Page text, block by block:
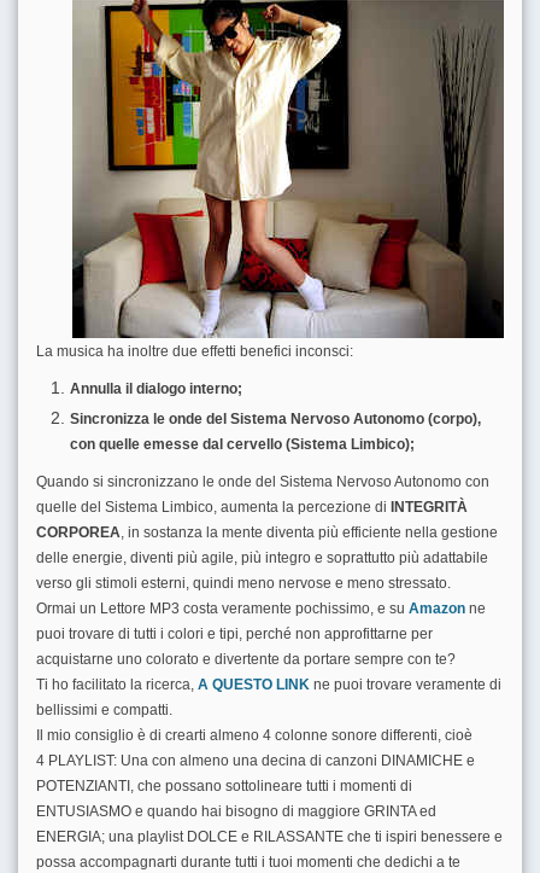
La musica ha inoltre due effetti benefici inconsci:
Annulla il dialogo interno;
Sincronizza le onde del Sistema Nervoso Autonomo (corpo),
con quelle emesse dal cervello (Sistema Limbico);
Quando si sincronizzano le onde del Sistema Nervoso Autonomo con
quelle del Sistema Limbico, aumenta la percezione di
INTEGRITÀ
CORPOREA, in sostanza la mente diventa più efficiente nella gestione
delle energie, diventi più agile, più integro e soprattutto più adattabile
verso gli stimoli esterni, quindi meno nervose e meno stressato.
Ormai un Lettore MP3 costa veramente pochissimo, e su Amazon ne
puoi trovare di tutti i colori e tipi, perché non approfittarne per
acquistarne uno colorato e divertente da portare sempre con te?
Ti ho facilitato la ricerca, A QUESTO LINK ne puoi trovare veramente di
bellissimi e compatti.
Il mio consiglio è di crearti almeno 4 colonne sonore differenti, cioè
4 PLAYLIST: Una con almeno una decina di canzoni DINAMICHE e
POTENZIANTI, che possano sottolineare tutti i momenti di
ENTUSIASMO e quando hai bisogno di maggiore GRINTA ed
ENERGIA; una playlist DOLCE e RILASSANTE che ti ispiri benessere e
possa accompagnarti durante tutti i tuoi momenti che dedichi a te